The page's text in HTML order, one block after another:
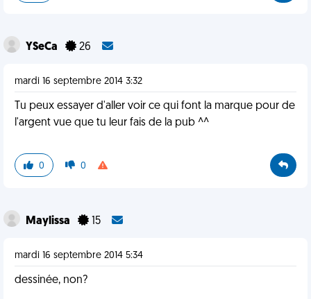
YSeCa 26
mardi 16 septembre 2014 3:32
Tu peux essayer d'aller voir ce qui font la marque pour de
l'argent vue que tu leur fais de la pub ^^
0 0
Maylissa 15
mardi 16 septembre 2014 5:34
dessinée, non?